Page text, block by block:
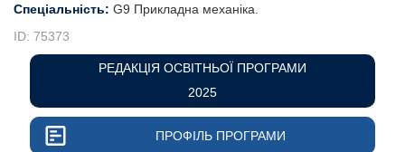
РЕДАКЦІЯ ОСВІТНЬОЇ ПРОГРАМИ
2025
ПРОФІЛЬ ПРОГРАМИ
Спеціальність: G9 Прикладна механіка
ID: 75373